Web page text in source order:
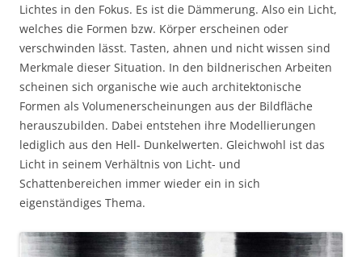
Lichtes in den Fokus. Es ist die Dämmerung. Also ein Licht,
welches die Formen bzw. Körper erscheinen oder
verschwinden lässt. Tasten, ahnen und nicht wissen sind
Merkmale dieser Situation. In den bildnerischen Arbeiten
scheinen sich organische wie auch architektonische
Formen als Volumenerscheinungen aus der Bildfläche
herauszubilden. Dabei entstehen ihre Modellierungen
lediglich aus den Hell- Dunkelwerten. Gleichwohl ist das
Licht in seinem Verhältnis von Licht- und
Schattenbereichen immer wieder ein in sich
eigenständiges Thema.